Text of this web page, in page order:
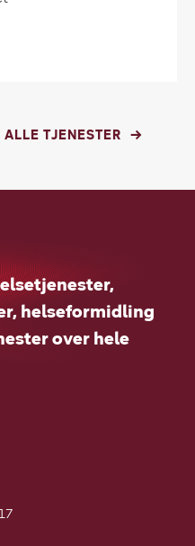
ALLE TJENESTER
helseformidling
over hele